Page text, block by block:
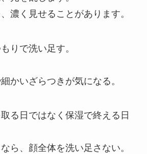
濃く見せることがあります。
りで洗い足す。
かいざらつきが気になる。
る日ではなく保湿で終える日
ら、顔全体を洗い足さない。